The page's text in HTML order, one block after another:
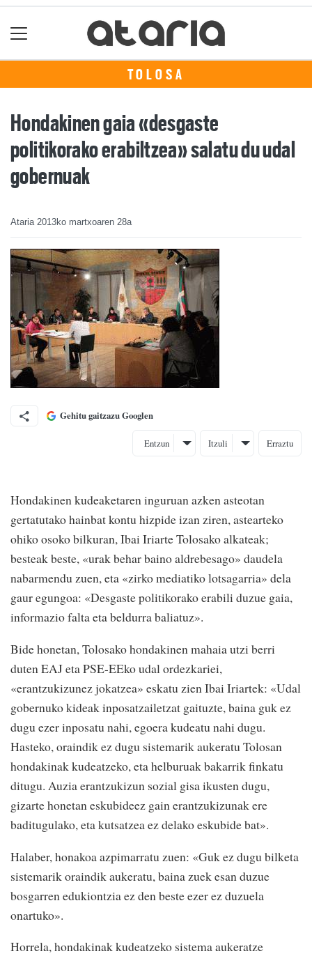
TOLOSA
Hondakinen gaia «desgaste
politikorako erabiltzea» salatu du udal
gobernuak
Ataria 2013ko martxoaren 28a
Gehitu gaitzazu Googlen
Entzun Itzuli Erraztu
Hondakinen kudeaketaren inguruan azken asteotan
gertatutako hainbat kontu hizpide izan ziren, astearteko
ohiko osoko bilkuran, Ibai Iriarte Tolosako alkateak;
besteak beste, «urak behar baino aldrebesago» daudela
nabarmendu zuen, eta «zirko mediatiko lotsagarria» dela
gaur egungoa: «Desgaste politikorako erabili duzue gaia,
informazio falta eta beldurra baliatuz».
Bide honetan, Tolosako hondakinen mahaia utzi berri
duten EAJ eta PSE-EEko udal ordezkariei,
«erantzukizunez jokatzea» eskatu zien Ibai Iriartek: «Udal
gobernuko kideak inposatzailetzat gaituzte, baina guk ez
dugu ezer inposatu nahi, egoera kudeatu nahi dugu.
Hasteko, oraindik ez dugu sistemarik aukeratu Tolosan
hondakinak kudeatzeko, eta helburuak bakarrik finkatu
ditugu. Auzia erantzukizun sozial gisa ikusten dugu,
gizarte honetan eskubideez gain erantzukizunak ere
baditugulako, eta kutsatzea ez delako eskubide bat».
Halaber, honakoa azpimarratu zuen: «Guk ez dugu bilketa
sistemarik oraindik aukeratu, baina zuek esan duzue
bosgarren edukiontzia ez den beste ezer ez duzuela
onartuko».
Horrela, hondakinak kudeatzeko sistema aukeratze